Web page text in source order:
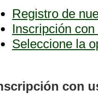
Registro de
Inscripción
Seleccione la
con